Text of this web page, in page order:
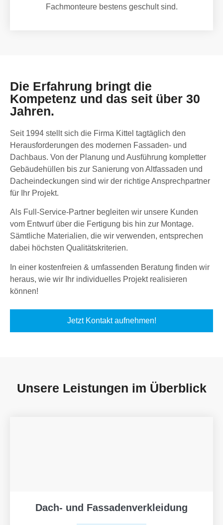
Fachmonteure bestens geschult sind.
Die Erfahrung bringt die
Kompetenz und das seit über 30
Jahren.
Seit 1994 stellt sich die Firma Kittel tagtäglich den
Herausforderungen des modernen Fassaden- und
Dachbaus. Von der Planung und Ausführung kompletter
Gebäudehüllen bis zur Sanierung von Altfassaden und
Dacheindeckungen sind wir der richtige Ansprechpartner
für Ihr Projekt.
Als Full-Service-Partner begleiten wir unsere Kunden
vom Entwurf über die Fertigung bis hin zur Montage.
Sämtliche Materialien, die wir verwenden, entsprechen
dabei höchsten Qualitätskriterien.
In einer kostenfreien & umfassenden Beratung finden wir
heraus, wie wir Ihr individuelles Projekt realisieren
können!
Jetzt Kontakt aufnehmen!
Unsere Leistungen im Überblick
Dach- und Fassadenverkleidung